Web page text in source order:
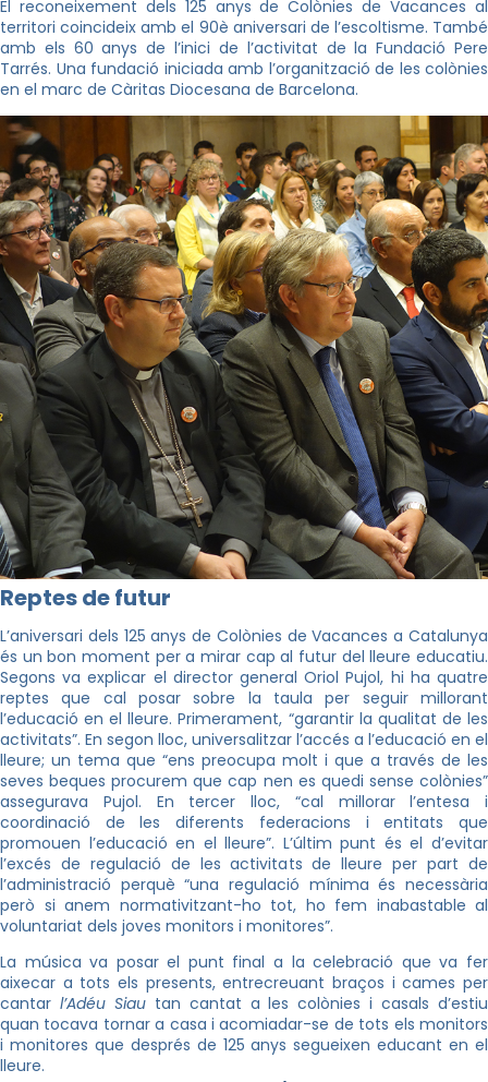
El reconeixement dels 125 anys de Colònies de Vacances al
territori coincideix amb el 90è aniversari de l’escoltisme. També
amb els 60 anys de l’inici de l’activitat de la Fundació Pere
Tarrés. Una fundació iniciada amb l’organització de les colònies
en el marc de Càritas Diocesana de Barcelona.
Reptes de futur
L’aniversari dels 125 anys de Colònies de Vacances a Catalunya
és un bon moment per a mirar cap al futur del lleure educatiu.
Segons va explicar el director general Oriol Pujol, hi ha quatre
reptes que cal posar sobre la taula per seguir millorant
l’educació en el lleure. Primerament, “garantir la qualitat de les
activitats”. En segon lloc, universalitzar l’accés a l’educació en el
lleure; un tema que “ens preocupa molt i que a través de les
seves beques procurem que cap nen es quedi sense colònies”
assegurava Pujol. En tercer lloc, “cal millorar l’entesa i
coordinació de les diferents federacions i entitats que
promouen l’educació en el lleure”. L’últim punt és el d’evitar
l’excés de regulació de les activitats de lleure per part de
l’administració perquè “una regulació mínima és necessària
però si anem normativitzant-ho tot, ho fem inabastable al
voluntariat dels joves monitors i monitores”.
La música va posar el punt final a la celebració que va fer
aixecar a tots els presents, entrecreuant braços i cames per
cantar l’Adéu Siautan cantat a les colònies i casals d’estiu
quan tocava tornar a casa i acomiadar-se de tots els monitors
i monitores que després de 125 anys segueixen educant en el
lleure.